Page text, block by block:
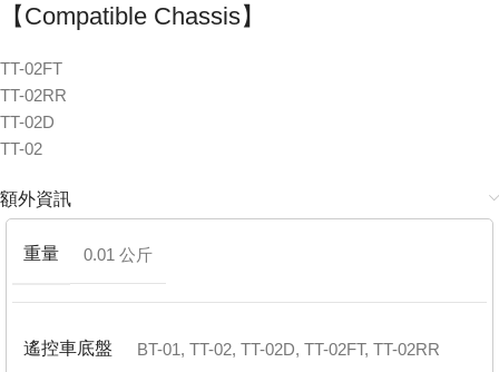
【Compatible Chassis】
TT-02FT
TT-02RR
TT-02D
TT-02
額外資訊
重量 0.01 公斤
遙控車底盤 BT-01, TT-02, TT-02D, TT-02FT, TT-02RR